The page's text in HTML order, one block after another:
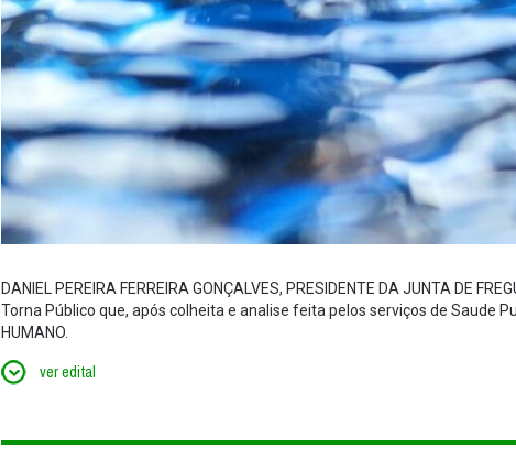
DANIEL PEREIRA FERREIRA GONÇALVES, PRESIDENTE DA JUNTA DE
Torna Público que, após colheita e analise feita pelos serviços de Saude
HUMANO.
ver edital